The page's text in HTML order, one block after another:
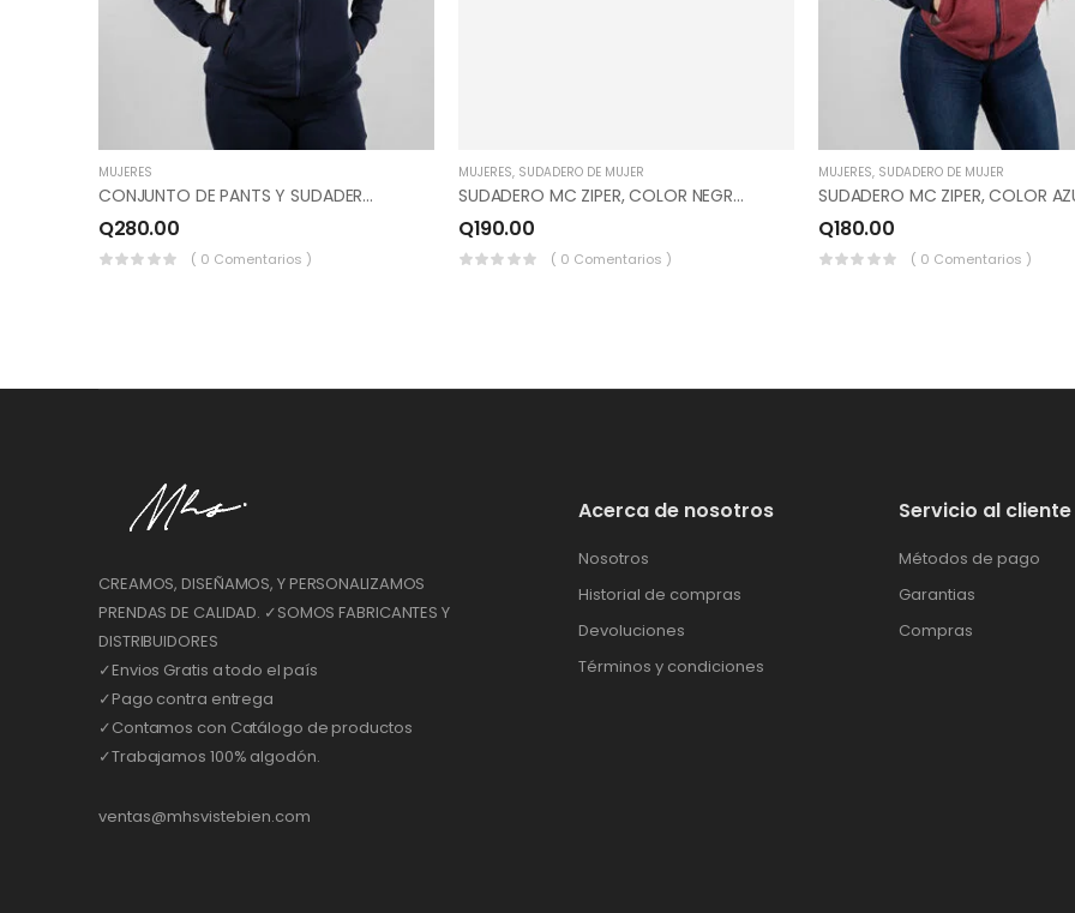
MUJERES
CONJUNTO DE PANTS Y SUDADERO,MC, ZIPER COLOR AZUL MARINO.
Q280.00
( 0 Comentarios )
MUJERES, SUDADERO DE MUJER
SUDADERO MC ZIPER, COLOR NEGRO.
Q190.00
( 0 Comentarios )
MUJERES, SUDADERO DE MUJER
Q180.00
( 0 Comentarios )
CREAMOS, DISEÑAMOS, Y PERSONALIZAMOS
PRENDAS DE CALIDAD. ✓SOMOS FABRICANTES Y
DISTRIBUIDORES
✓Envios Gratis a todo el país
✓Pago contra entrega
✓Contamos con Catálogo de productos
✓Trabajamos 100% algodón.
ventas@mhsvistebien.com
Acerca de nosotros
Nosotros
Historial de compras
Devoluciones
Términos y condiciones
Servicio al cliente
Métodos de pago
Garantias
Compras